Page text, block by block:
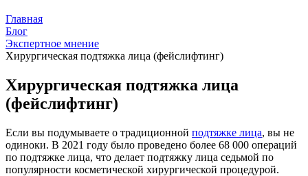
Главная
Блог
Экспертное мнение
Хирургическая подтяжка лица (фейслифтинг)
Хирургическая подтяжка лица
(фейслифтинг)
Если вы подумываете о традиционной подтяжке лица, вы не
одиноки. В 2021 году было проведено более 68 000 операций
по подтяжке лица, что делает подтяжку лица седьмой по
популярности косметической хирургической процедурой.